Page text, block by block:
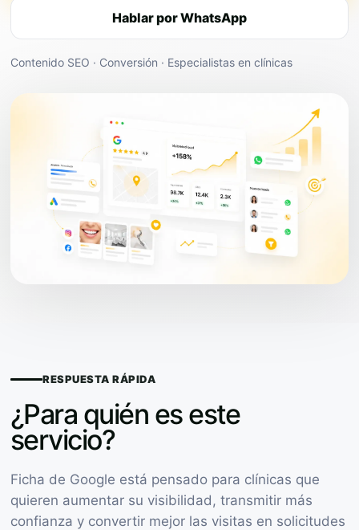
Hablar por WhatsApp
Contenido SEO · Conversión · Especialistas en clínicas
RESPUESTA RÁPIDA
¿Para quién es este
servicio?
Ficha de Google está pensado para clínicas que
quieren aumentar su visibilidad, transmitir más
confianza y convertir mejor las visitas en solicitudes